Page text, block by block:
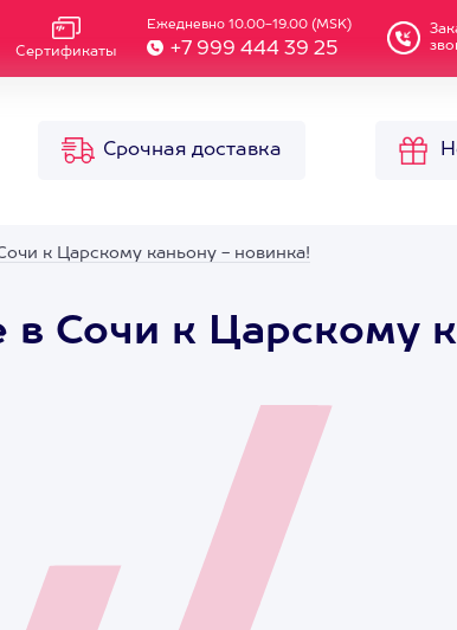
Сертификаты
Ежедневно 10.00-19.00 (MSK)
+7 999 444 39 25
Срочная доставка
к Царскому каньону - новинка!
в Сочи к Царскому